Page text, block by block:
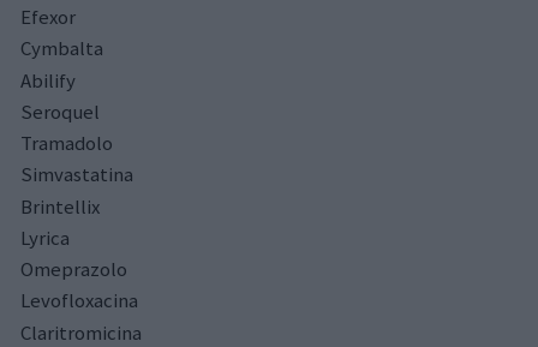
Efexor
Cymbalta
Abilify
Seroquel
Tramadolo
Simvastatina
Brintellix
Lyrica
Omeprazolo
Levofloxacina
Claritromicina